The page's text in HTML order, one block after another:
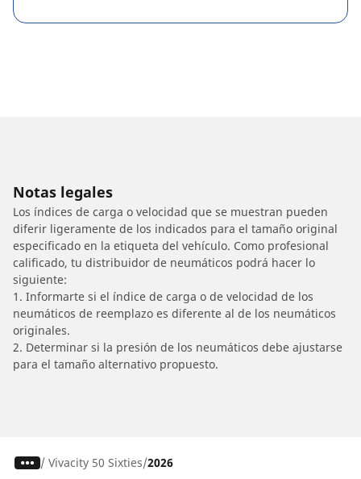
Notas legales
Los índices de carga o velocidad que se muestran pueden
diferir ligeramente de los indicados para el tamaño original
especificado en la etiqueta del vehículo. Como profesional
calificado, tu distribuidor de neumáticos podrá hacer lo
siguiente:
1. Informarte si el índice de carga o de velocidad de los
neumáticos de reemplazo es diferente al de los neumáticos
originales.
2. Determinar si la presión de los neumáticos debe ajustarse
para el tamaño alternativo propuesto.
/ Vivacity 50 Sixties 2026